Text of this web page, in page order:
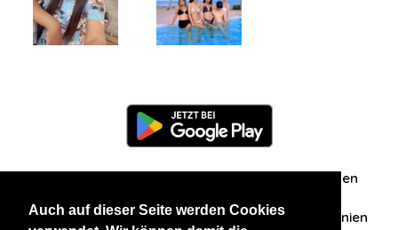
Auch auf dieser Seite werden Cookies
Zuschriften/Erfahrungen
Datenschutzerklärung AGB Datenschutzrichtlinien